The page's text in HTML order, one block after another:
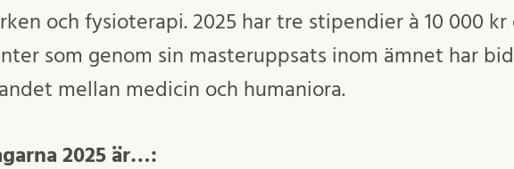
och fysioterapi. 2025 har tre stipendier à 10 000
som genom sin masteruppsats inom ämnet har
mellan medicin och humaniora.
2025 är…: